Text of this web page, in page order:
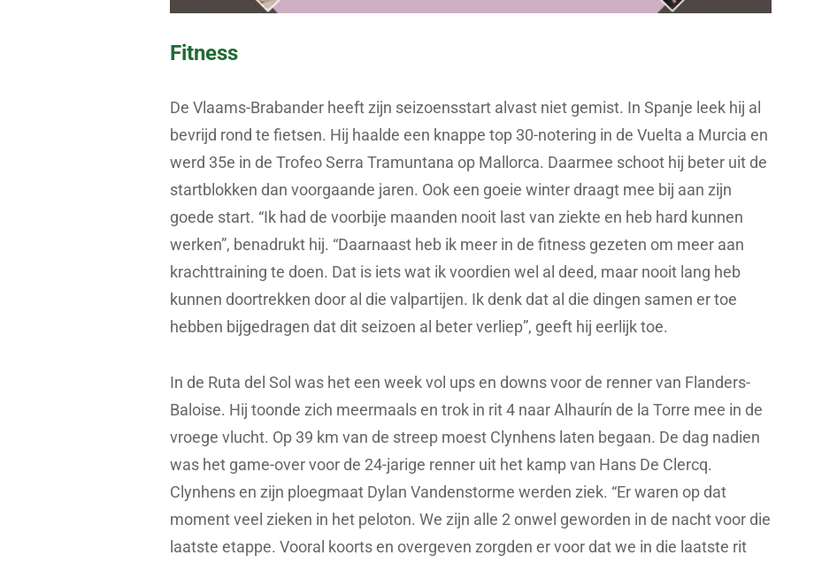
Fitness
De Vlaams-Brabander heeft zijn seizoensstart alvast niet gemist. In Spanje leek hij al
bevrijd rond te fietsen. Hij haalde een knappe top 30-notering in de Vuelta a Murcia en
werd 35e in de Trofeo Serra Tramuntana op Mallorca. Daarmee schoot hij beter uit de
startblokken dan voorgaande jaren. Ook een goeie winter draagt mee bij aan zijn
goede start. “Ik had de voorbije maanden nooit last van ziekte en heb hard kunnen
werken”, benadrukt hij. “Daarnaast heb ik meer in de fitness gezeten om meer aan
krachttraining te doen. Dat is iets wat ik voordien wel al deed, maar nooit lang heb
kunnen doortrekken door al die valpartijen. Ik denk dat al die dingen samen er toe
hebben bijgedragen dat dit seizoen al beter verliep”, geeft hij eerlijk toe.
In de Ruta del Sol was het een week vol ups en downs voor de renner van Flanders-
Baloise. Hij toonde zich meermaals en trok in rit 4 naar Alhaurín de la Torre mee in de
vroege vlucht. Op 39 km van de streep moest Clynhens laten begaan. De dag nadien
was het game-over voor de 24-jarige renner uit het kamp van Hans De Clercq.
Clynhens en zijn ploegmaat Dylan Vandenstorme werden ziek. “Er waren op dat
moment veel zieken in het peloton. We zijn alle 2 onwel geworden in de nacht voor die
laatste etappe. Vooral koorts en overgeven zorgden er voor dat we in die laatste rit